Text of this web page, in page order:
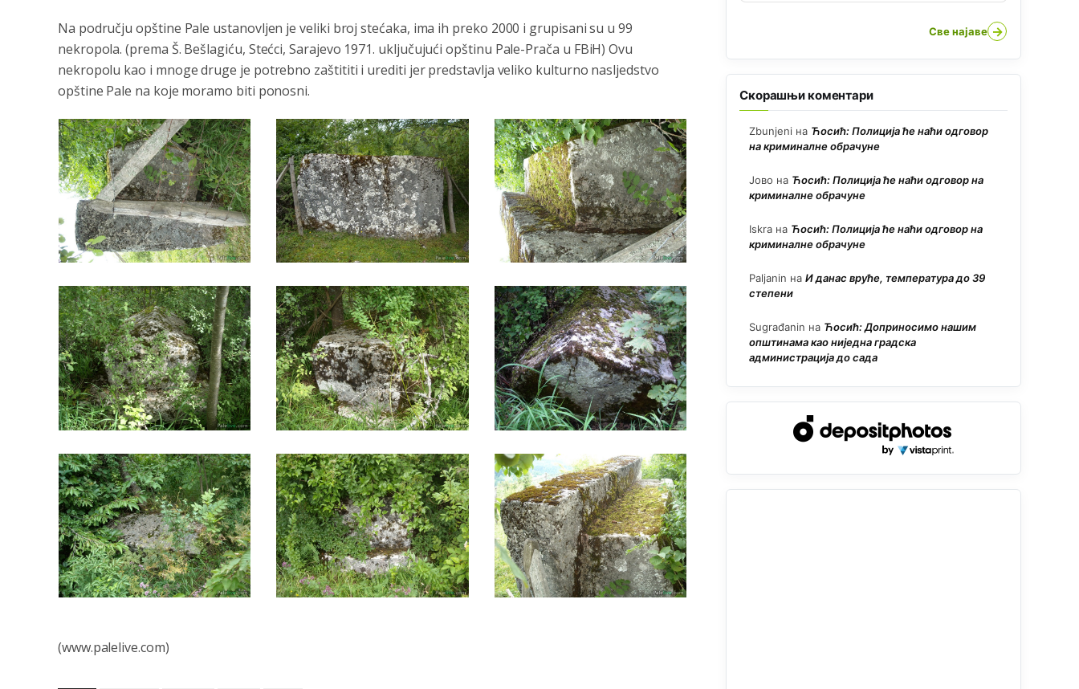
Na području opštine Pale ustanovljen je veliki broj stećaka, ima ih preko 2000 i grupisani su u 99
nekropola. (prema Š. Bešlagiću, Stećci, Sarajevo 1971. uključujući opštinu Pale-Prača u FBiH) Ovu
nekropolu kao i mnoge druge je potrebno zaštititi i urediti jer predstavlja veliko kulturno nasljedstvo
opštine Pale na koje moramo biti ponosni.
(www.palelive.com)
Све најаве →
Скорашњи коментари
Zbunjeni на Ћосић: Полиција ће наћи одговор
на криминалне обрачуне
Јово на Ћосић: Полиција ће наћи одговор на
криминалне обрачуне
Iskra на Ћосић: Полиција ће наћи одговор на
криминалне обрачуне
Paljanin на И данас вруће, температура до 39
степени
Sugrađanin на Ћосић: Доприносимо нашим
општинама као ниједна градска
администрација до сада